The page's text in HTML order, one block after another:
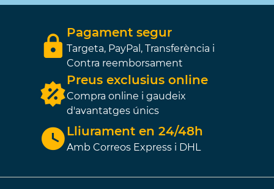
Pagament segur
Targeta, PayPal, Transferència i
Contra reemborsament
Preus exclusius online
Compra online i gaudeix
d'avantatges únics
Lliurament en 24/48h
Amb Correos Express i DHL